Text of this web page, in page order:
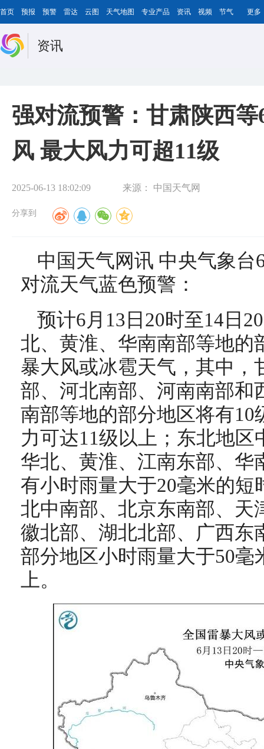
首页 预报 预警 雷达 云图 天气地图 专业产品 资讯 视频 节气 更多
资讯
强对流预警：甘肃陕西
风 最大风力可超11级
2025-06-13 18:02:09 来源： 中国天气网
分享到
中国天气网讯 中央气象台
对流天气蓝色预警：
预计6月13日20时至14日
北、黄淮、华南南部等地的
暴大风或冰雹天气，其中，
部、河北南部、河南南部和
南部等地的部分地区将有
力可达11级以上；东北地
华北、黄淮、江南东部、华
有小时雨量大于20毫米的
北中南部、北京东南部、天
徽北部、湖北北部、广西东
部分地区小时雨量大于50毫
上。